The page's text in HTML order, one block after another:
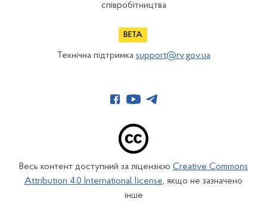
співробітництва
Технічна підтримка support@rv.gov.ua
Весь контент доступний за ліцензією Creative Commons
Attribution 4.0 International license, якщо не зазначено
інше